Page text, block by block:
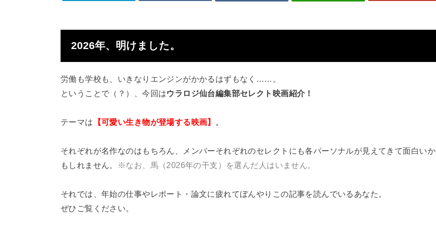
2026年、明けました。
労働も学校も、いきなりエンジンがかかるはずもなく……。
ということで（？）、今回はウラロジ仙台編集部セレクト映画紹介！
テーマは 【可愛い生き物が登場する映画】 。
それぞれが名作なのはもちろん、メンバーそれぞれのセレクトにも各パーソナルが見えてきて面白いか
もしれません。
※なお、馬（2026年の干支）を選んだ人はいません。
それでは、年始の仕事やレポート・論文に疲れてぼんやりこの記事を読んでいるあなた。
ぜひご覧ください。